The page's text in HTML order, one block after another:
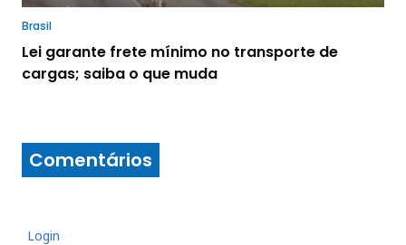
Brasil
Lei garante frete mínimo no transporte de
cargas; saiba o que muda
Comentários
Login